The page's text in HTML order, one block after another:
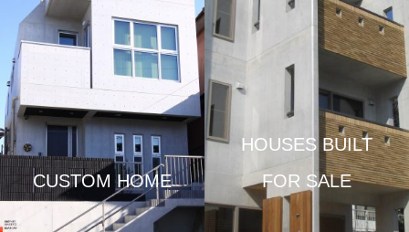
CUSTOM HOME
HOUSES BUILT
FOR SALE